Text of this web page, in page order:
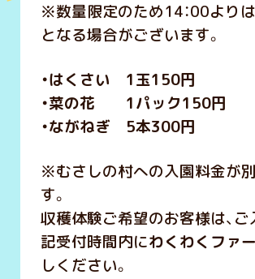
※数量限定のため14：00より
となる場合がございます。
・はくさい 1玉150円
・菜の花 1パック150円
・ながねぎ 5本300円
※むさしの村への入園料金が
す。
収穫体験ご希望のお客様は、
記受付時間内にわくわくファ
しください。